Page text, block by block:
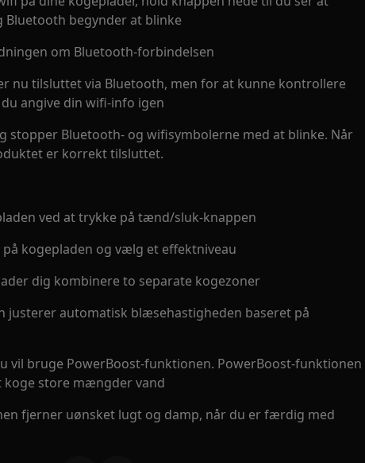
begynder at blinke
om Bluetooth-forbindelsen
nu tilsluttet via Bluetooth, men for at kunne kontrollere
angive din wifi-info igen
stopper Bluetooth- og wifisymbolerne med at blinke. Når
er korrekt tilsluttet.
ved at trykke på tænd/sluk-knappen
på kogepladen og vælg et effektniveau
dig kombinere to separate kogezoner
justerer automatisk blæsehastigheden baseret på
vil bruge PowerBoost-funktionen. PowerBoost-funktionen
store mængder vand
fjerner uønsket lugt og damp, når du er færdig med